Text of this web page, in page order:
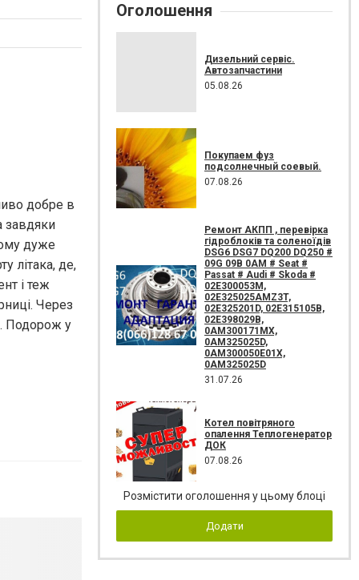
добре в
завдяки
дуже
літака, де,
і теж
Через
Подорож у
Оголошення
Дизельний сервіс.
Автозапчастини
05.08.26
Покупаем фуз
подсолнечный соевый.
07.08.26
Ремонт АКПП , перевірка
гідроблоків та соленоїдів
DSG6 DSG7 DQ200 DQ250 #
09G 09B 0AM # Seat #
Passat # Audi # Skoda #
02E300053M,
02E325025AMZ3T,
02E325201D, 02E315105B,
02E398029B,
0AM300171MX,
0AM325025D,
0AM300050E01X,
0AM325025D
31.07.26
Котел повітряного
опалення Теплогенератор
ДОК
07.08.26
Розмістити оголошення у цьому блоці
Додати